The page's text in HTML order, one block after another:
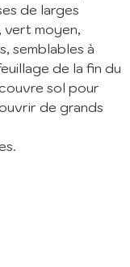
de larges
vert moyen,
semblables à
de la fin du
sol pour
de grands